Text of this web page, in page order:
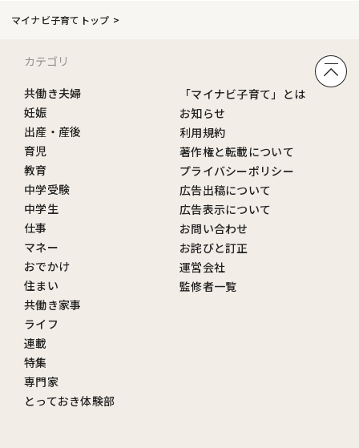
マイナビ子育てトップ
カテゴリ
共働き夫婦
妊娠
出産・産後
育児
教育
中学受験
中学生
仕事
マネー
おでかけ
住まい
共働き家事
ライフ
連載
特集
専門家
とっておき体験部
「マイナビ子育て」とは
お知らせ
利用規約
著作権と転載について
プライバシーポリシー
広告出稿について
広告表示について
お問い合わせ
お詫びと訂正
運営会社
監修者一覧